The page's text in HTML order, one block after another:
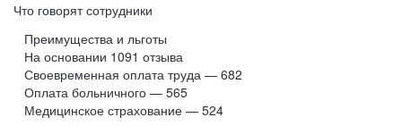
в знания
Highload, JPoint, Jocker, Infostart
и др., обучение на курсах
Забота
Помогаем тысячам людей, занимающимся
стройкой и ремонтом, получить
информацию, сделать выбор, оформить
заказ, решить сопутствующие вопросы
Работая в офисе или удаленно дома, мы
Что говорят сотрудники
Преимущества и льготы
На основании 1091 отзыва
Своевременная оплата труда — 682
Оплата больничного — 565
Медицинское страхование — 524